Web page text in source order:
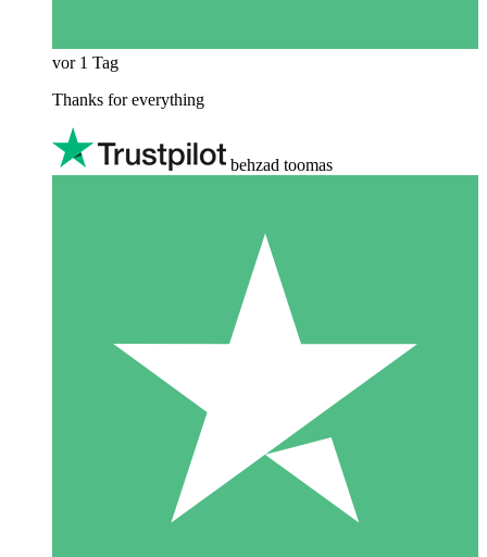
vor 1 Tag
Thanks for everything
behzad toomas